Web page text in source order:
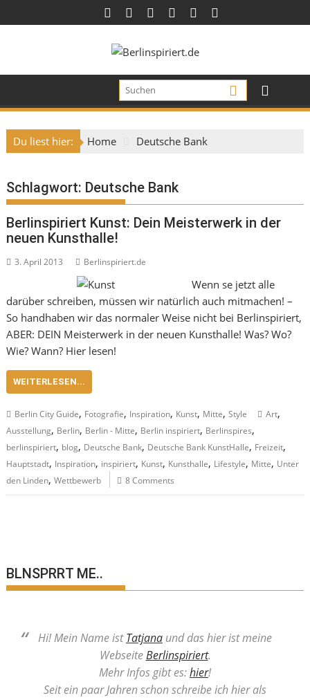
to
Du liest hier: Home Deutsche Bank
Schlagwort: Deutsche Bank
Berlinspiriert Kunst: Dein Meisterwerk in der
neuen Kunsthalle!
3. April 2013 Berlinspiriert.de
Wenn se jetzt alle
darüber schreiben, müssen wir natürlich auch mitmachen! –
So handhaben wir das normaler Weise nicht bei Berlinspiriert,
ABER: DEIN Meisterwerk in der neuen Kunsthalle! Was? Wo?
Wie? Wann? Hier lesen!
WEITERLESEN...
Berlin City Guide, Fotografie, Inspiration, Kunst, Mitte,Style Art,
Ausstellung, Berlin, Berlin - Mitte, Berlin inspiriert, Berlinspires,
berlinspiriert, blog, Deutsche Bank, Deutsche Bank KunstHalle, Freizeit,
Hauptstadt, Inspiration, inspiriert, Kunst, Kunsthalle, Lifestyle, Mitte, Unter
den Linden,Wettbewerb 8 Comments
BLNSPRRT ME..
Hi! Mein Name istTatjana und das hier ist meine
WebseiteBerlinspiriert.
Mehr Infos gibt es:hier!
Seit ein paar Jahren schon schreibe ich hier als